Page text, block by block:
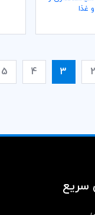
غذا
2
3
4
5
سریع